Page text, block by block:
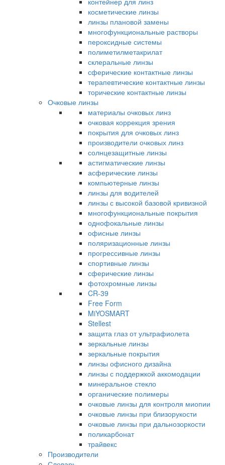
косметические линзы
линзы плановой замены
многофункциональные растворы
пероксидные системы
полиметилметакрилат
склеральные линзы
сферические контактные линзы
терапевтические контактные линзы
торические контактные линзы
Очковые линзы
материалы очковых линз
очковая коррекция зрения
покрытия для очковых линз
производители очковых линз
солнцезащитные линзы
астигматические линзы
асферические линзы
компьютерные линзы
линзы для водителей
линзы с высокой базовой кривизной
многофункциональные покрытия
однофокальные линзы
офисные линзы
поляризационные линзы
прогрессивные линзы
спортивные линзы
сферические линзы
фотохромные линзы
CR-39
Free Form
MiYOSMART
Stellest
защита глаз от ультрафиолета
зеркальные линзы
зеркальные покрытия
линзы офисного дизайна
линзы с поддержкой аккомодации
минеральное стекло
органические полимеры
очковые линзы для контроля миопии
очковые линзы при близорукости
очковые линзы при дальнозоркости
поликарбонат
трайвекс
Производители